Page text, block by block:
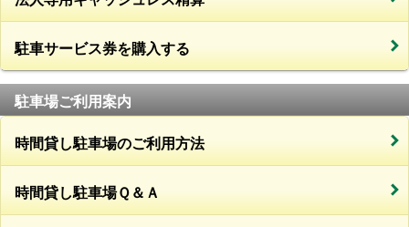
駐車サービス券を購入する
駐車場ご利用案内
時間貸し駐車場のご利用方法
時間貸し駐車場Ｑ＆Ａ